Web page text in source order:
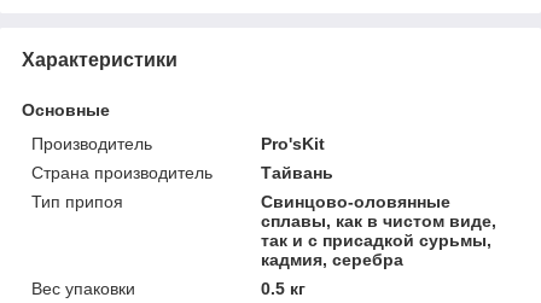
Характеристики
Основные
Производитель
Pro'sKit
Страна производитель
Тайвань
Тип припоя
Свинцово-оловянные
сплавы, как в чистом виде,
так и с присадкой сурьмы,
кадмия, серебра
Вес упаковки
0.5 кг